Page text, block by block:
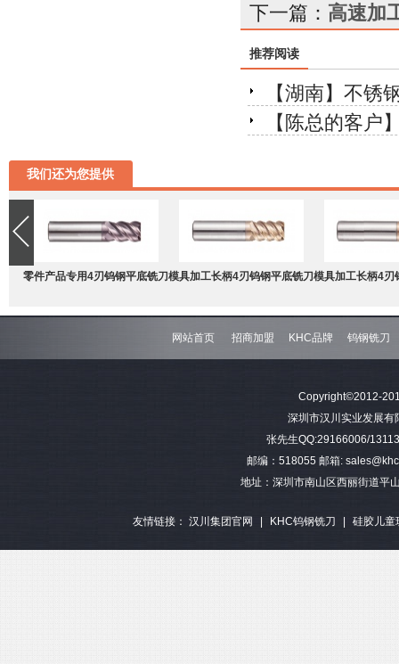
下一篇： 高速加
推荐阅读
【湖南】不锈
【陈总的客户
我们还为您提供
零件产品专用4刃钨钢平底铣刀模具加工长柄4刃钨钢平底铣刀模具加工长柄4刃
钢平底
网站首页 招商加盟 KHC品牌 钨钢铣刀
Copyright©2012-
深圳市汉川实业发展
张先生QQ:29166006/
邮编：518055 邮箱:
地址：深圳市南山区西丽街道平
友情链接： 汉川集团官网 | KHC钨钢铣刀 | 硅胶儿童